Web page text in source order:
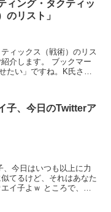
ィング・タクティッ
のリスト」
ィックス（戦術）のリス
。 ブックマー
たい」ですね。K氏さん
子、今日のTwitterア
てるけど、それはあなた
ところで、み